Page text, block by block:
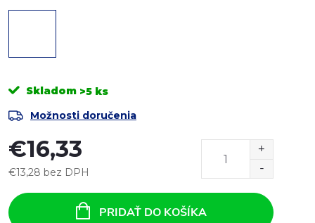
Skladom >5 ks
Možnosti doručenia
€16,33
€13,28 bez DPH
cena:
PRIDAŤ DO KOŠÍKA